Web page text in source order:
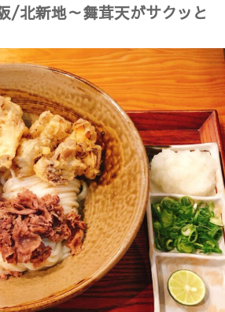
/北新地～舞茸天がサクッと